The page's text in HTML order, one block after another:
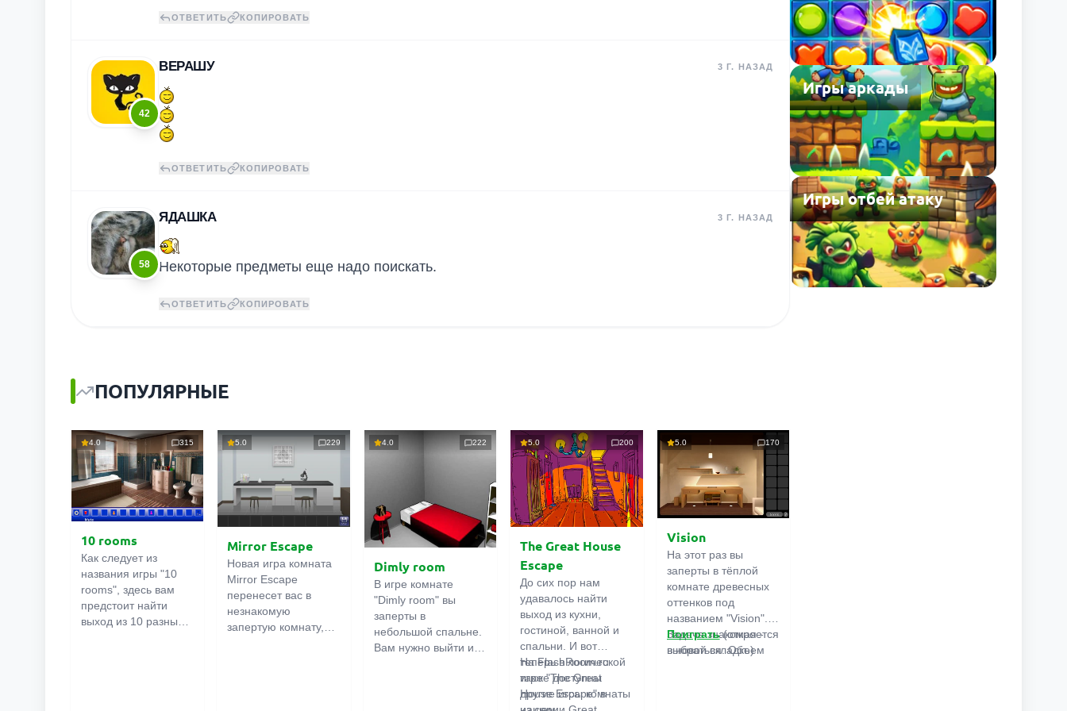
ОТВЕТИТЬ КОПИРОВАТЬ
42
ВЕРАШУ 3 Г. НАЗАД
ОТВЕТИТЬ КОПИРОВАТЬ
58
ЯДАШКА 3 Г. НАЗАД
Некоторые предметы еще надо поискать.
ОТВЕТИТЬ КОПИРОВАТЬ
ПОПУЛЯРНЫЕ
4.0 315
10 rooms
Как следует из
названия игры "10
rooms", здесь вам
предстоит найти
выход из 10 разных
5.0 229
Mirror Escape
Новая игра комната
Mirror Escape
перенесет вас в
незнакомую
запертую комнату,
4.0 222
Dimly room
В игре комнате
"Dimly room" вы
заперты в
небольшой спальне.
Вам нужно выйти из
5.0 200
The Great House
Escape
До сих пор нам
удавалось найти
выход из кухни,
гостиной, ванной и
спальни. И вот
теперь в логической
игре "The Great
House Escape" в
На FlashRoom.ru
также доступны
другие игры комнаты
5.0 170
Vision
На этот раз вы
заперты в тёплой
комнате древесных
оттенков под
названием "Vision".
Задача знакомая -
выбраться. Объем
Поиграть(откроется
в новой вкладке)
Игры аркады
Игры отбей атаку